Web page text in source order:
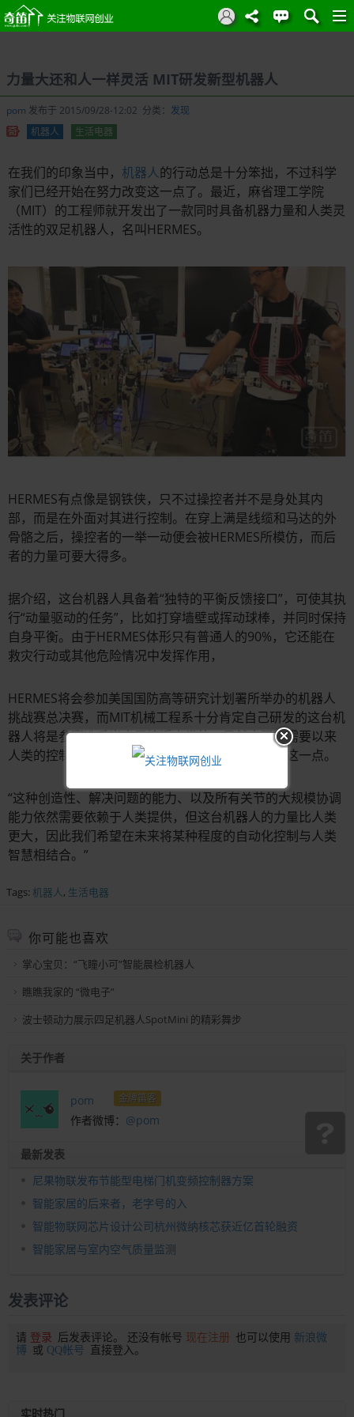
力量大还和人一样灵活 MIT研发新型机器人
pom 发布于 2015/09/28-12:02 分类： 发现
机器人
生活电器
在我们的印象当中， 机器人的行动总是十分笨拙，不过科学
家们已经开始在努力改变这一点了。最近，麻省理工学院
（MIT）的工程师就开发出了一款同时具备机器力量和人类灵
活性的双足机器人，名叫HERMES。
HERMES有点像是钢铁侠，只不过操控者并不是身处其内
部，而是在外面对其进行控制。在穿上满是线缆和马达的外
骨骼之后，操控者的一举一动便会被HERMES所模仿，而后
者的力量可要大得多。
据介绍，这台机器人具备着“独特的平衡反馈接口”，可使其执
行“动量驱动的任务”，比如打穿墙壁或挥动球棒，并同时保持
自身平衡。由于HERMES体形只有普通人的90%，它还能在
救灾行动或其他危险情况中发挥作用，
HERMES将会参加美国国防高等研究计划署所举办的机器人
挑战赛总决赛，而MIT机械工程系十分肯定自己研发的这台机
器人将是参赛选手当中最接近人类的。虽然它现在需要以来
人类的控制才能活动，但研究者可能会在未来改变这一点。
“这种创造性、解决问题的能力、以及所有关节的大规模协调
能力依然需要依赖于人类提供，但这台机器人的力量比人类
更大，因此我们希望在未来将某种程度的自动化控制与人类
智慧相结合。”
Tags: 机器人, 生活电器
你可能也喜欢
掌心宝贝：“飞瞳小可”智能晨检机器人
瞧瞧我家的 “微电子”
波士顿动力展示四足机器人SpotMini 的精彩舞步
关于作者
pom 金牌笛客
作者微博： @pom
最新发表
尼果物联发布节能型电梯门机变频控制器方案
智能家居的后来者，老字号的入
智能物联网芯片设计公司杭州微纳核芯获近亿首轮融资
智能家居与室内空气质量监测
发表评论
请 登录 后发表评论。 还没有帐号 现在注册 也可以使用 新浪微
博 或 QQ帐号 直接登入。
实时热门